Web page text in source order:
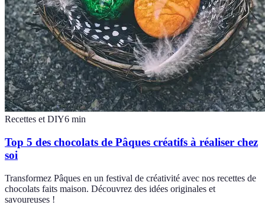
Recettes et DIY6 min
Top 5 des chocolats de Pâques créatifs à réaliser chez
soi
Transformez Pâques en un festival de créativité avec nos recettes de
chocolats faits maison. Découvrez des idées originales et
savoureuses !